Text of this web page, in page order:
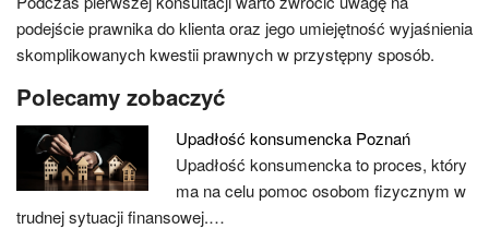
podejście prawnika do klienta oraz jego umiejętność wyjaśnienia
skomplikowanych kwestii prawnych w przystępny sposób.
Polecamy zobaczyć
Upadłość konsumencka Poznań
Upadłość konsumencka to proces, który
ma na celu pomoc osobom fizycznym w
trudnej sytuacji finansowej.…